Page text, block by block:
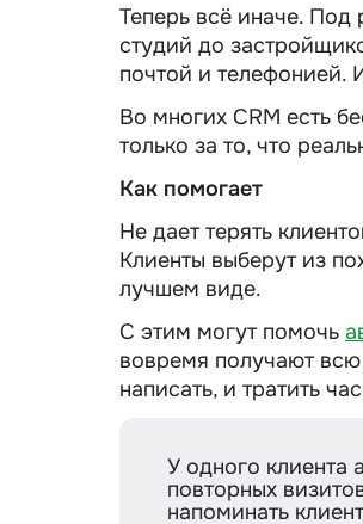
Теперь всё иначе. Под
студий до
почтой и телефонией.
Во многих CRM есть
только за то, что
Как помогает
Не дает терять
Клиенты выберут из
лучшем виде.
С этим могут помочь
вовремя получают
написать, и тратить
У одного клиента
повторных
напоминать